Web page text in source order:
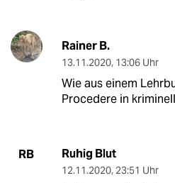
Rainer B.
13.11.2020, 13:06 Uhr
Wie aus einem
Procedere in
RB Ruhig Blut
12.11.2020, 23:51 Uhr